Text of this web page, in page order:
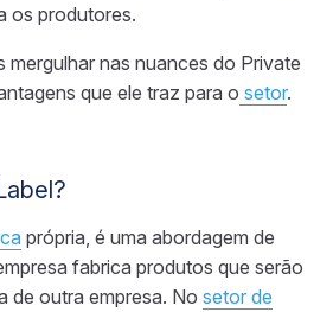
os produtores.
mergulhar nas nuances do Private
que ele traz para o setor.
própria, é uma abordagem de
fabrica produtos que serão
de outra empresa. No setor de